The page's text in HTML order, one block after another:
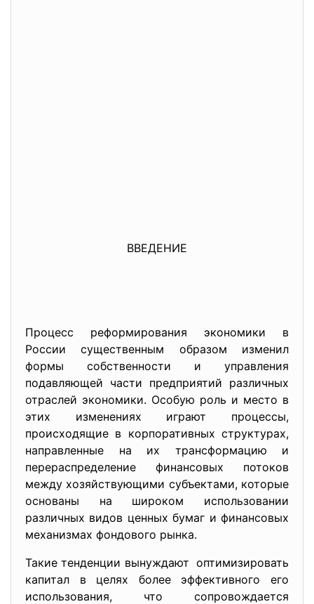
ВВЕДЕНИЕ
Процесс реформирования экономики в
России существенным образом изменил
формы собственности и управления
подавляющей части предприятий различных
отраслей экономики. Особую роль и место в
этих изменениях играют процессы,
происходящие в корпоративных структурах,
направленные на их трансформацию и
перераспределение финансовых потоков
между хозяйствующими субъектами, которые
основаны на широком использовании
различных видов ценных бумаг и финансовых
механизмах фондового рынка.
Такие тенденции вынуждают оптимизировать
капитал в целях более эффективного его
использования, что сопровождается